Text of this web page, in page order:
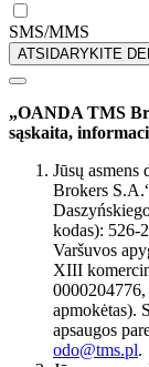
SMS/MMS
ATSIDARYKITE
„OANDA TMS
sąskaita,
Jūsų
Brokers
kodas): 526-
Varšuvos
XIII
apmokėtas).
apsaugos
odo@tms.pl.